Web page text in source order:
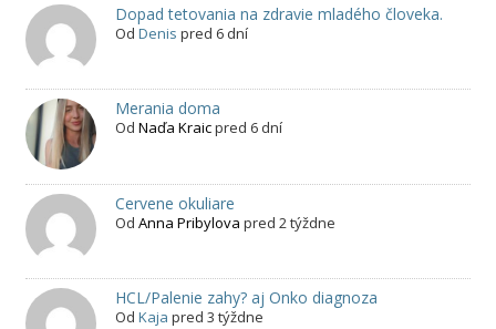
Dopad tetovania na zdravie mladého človeka.
Od Denis pred 6 dní
Merania doma
Od Naďa Kraicpred 6 dní
Cervene okuliare
Od Anna Pribylova pred 2 týždne
HCL/Palenie zahy? aj Onko diagnoza
Od Kaja pred 3 týždne